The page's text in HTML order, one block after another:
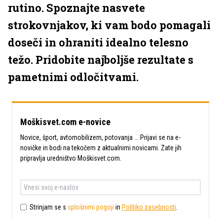
rutino. Spoznajte nasvete
strokovnjakov, ki vam bodo pomagali
doseči in ohraniti idealno telesno
težo. Pridobite najboljše rezultate s
pametnimi odločitvami.
Moškisvet.com e-novice
Novice, šport, avtomobilizem, potovanja ... Prijavi se na e-
novičke in bodi na tekočem z aktualnimi novicami. Zate jih
pripravlja uredništvo Moškisvet.com.
Strinjam se s splošnimi pogoji in Politiko zasebnosti